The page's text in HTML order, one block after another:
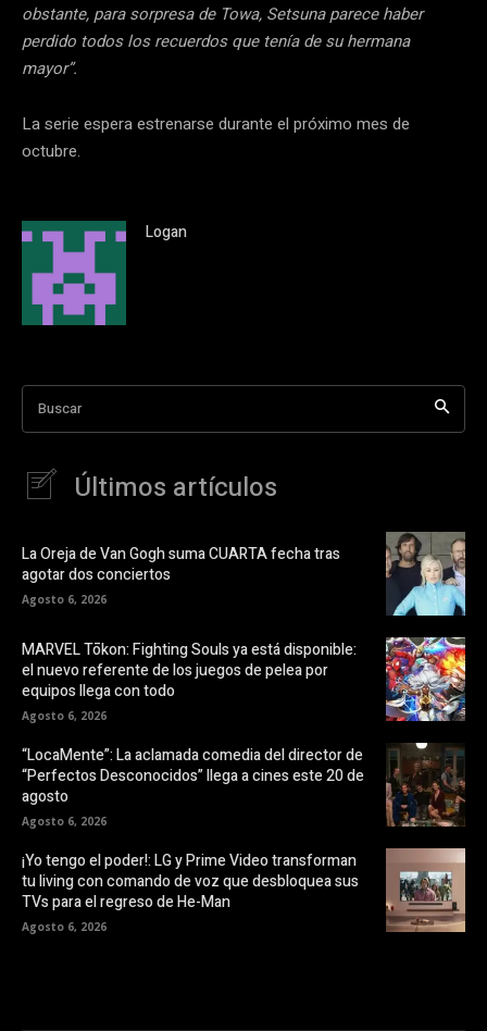
obstante, para sorpresa de Towa, Setsuna parece haber
perdido todos los recuerdos que tenía de su hermana
mayor”.
La serie espera estrenarse durante el próximo mes de
octubre.
Logan
Buscar
Últimos artículos
La Oreja de Van Gogh suma CUARTA fecha tras
agotar dos conciertos
Agosto 6, 2026
MARVEL Tōkon: Fighting Souls ya está disponible:
el nuevo referente de los juegos de pelea por
equipos llega con todo
Agosto 6, 2026
“LocaMente”: La aclamada comedia del director de
“Perfectos Desconocidos” llega a cines este 20 de
agosto
Agosto 6, 2026
¡Yo tengo el poder!: LG y Prime Video transforman
tu living con comando de voz que desbloquea sus
TVs para el regreso de He-Man
Agosto 6, 2026